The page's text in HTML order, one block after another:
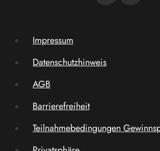
Impressum
Datenschutzhinweis
AGB
Barrierefreiheit
Teilnahmebedingungen